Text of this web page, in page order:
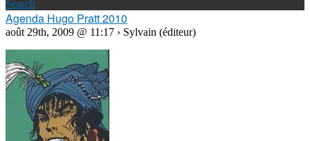
Search
Agenda Hugo Pratt 2010
août 29th, 2009 @ 11:17 › Sylvain (éditeur)